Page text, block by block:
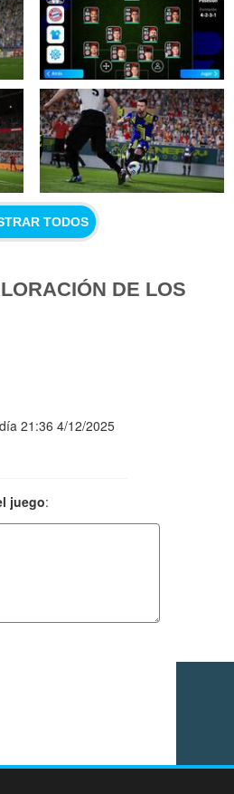
TODOS
DE LOS
21:36 4/12/2025
juego: